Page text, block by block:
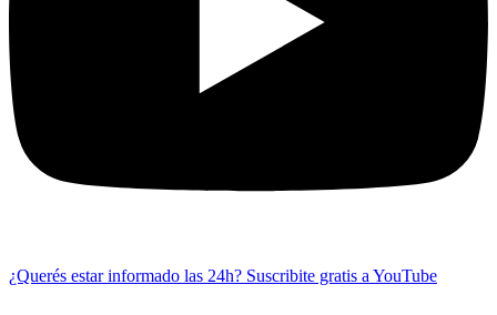
¿Querés estar informado las 24h? Suscribite gratis a YouTube